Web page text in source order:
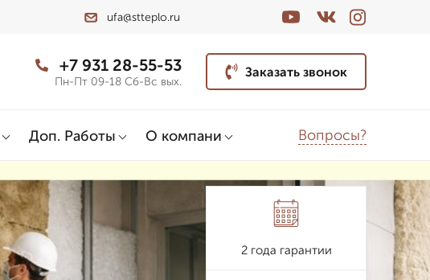
ufa@stteplo.ru
+7 931 28-55-53
Пн-Пт 09-18 Сб-Вс вых.
Заказать звонок
Доп. Работы О компани Вопросы?
2 года гарантии